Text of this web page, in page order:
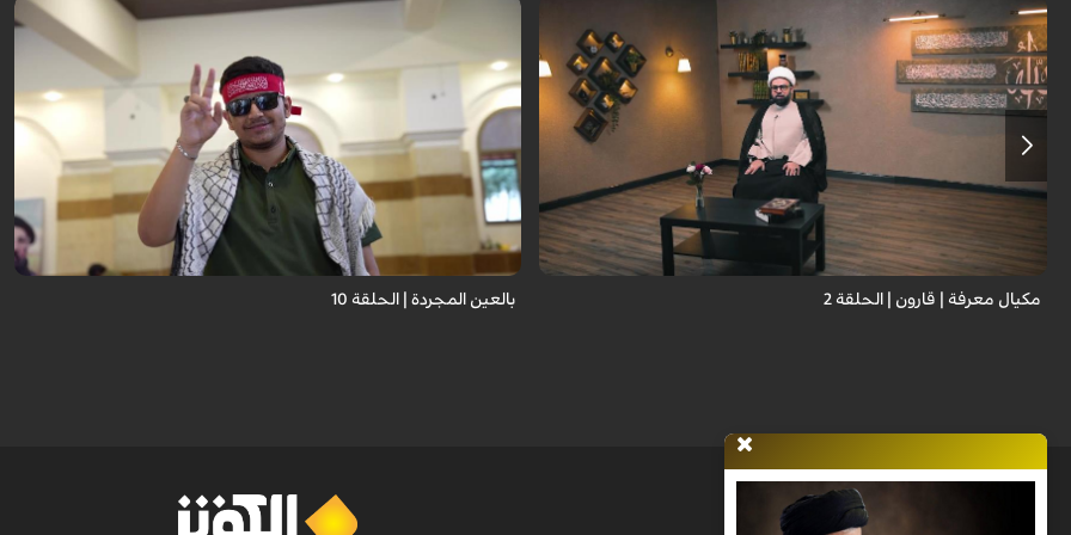
مكيال معرفة | قارون | الحلقة 2
برنامج "بالعين المجردة" هو توثيق إنسانيٌّ شجاعٌ للحياة تحت وطأة الحرب، حيث
نستمع فيه إلى شهاداتٍ حيّةٍ لأشخاص عايشوا التفجيرات والدمار، فنرى بعيونهم
ت...
بالعين المجردة | الحلقة 10